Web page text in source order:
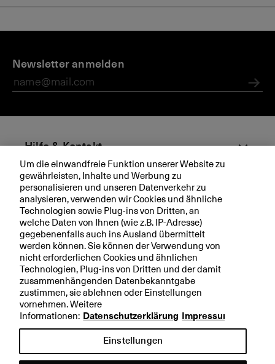
i
it
l
a
o
bi
le
a
ki
g
Newsletter anmelden
Hilfe & Kontakt
Aktuell
Ihre BKB
Rechtliche Hinweise
Datenschutzerklärung
Impressum
Um die einwandfreie Funktion unserer Website zu
gewährleisten, Inhalte und Werbung zu
personalisieren und unseren Datenverkehr zu
analysieren, verwenden wir Cookies und ähnliche
Technologien sowie Plug-ins von Dritten, an
welche Daten von Ihnen (wie z.B. IP-Adresse)
gegebenenfalls auch ins Ausland übermittelt
werden können. Sie können der Verwendung von
nicht erforderlichen Cookies und ähnlichen
Technologien, Plug-ins von Dritten und der damit
zusammenhängenden Datenbekanntgabe
zustimmen, sie ablehnen oder Einstellungen
vornehmen. Weitere
Informationen: Datenschutzerklärung Impressum
Einstellungen